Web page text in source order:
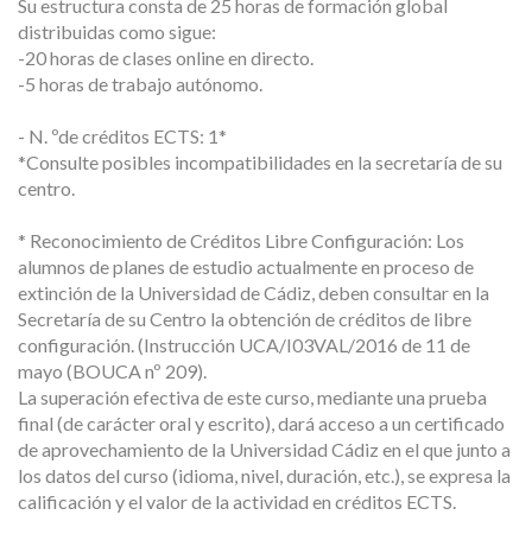
Su estructura consta de 25 horas de formación global
distribuidas como sigue:
-20 horas de clases online en directo.
-5 horas de trabajo autónomo.
- N. ºde créditos ECTS: 1*
*Consulte posibles incompatibilidades en la secretaría de su
centro.
* Reconocimiento de Créditos Libre Configuración: Los
alumnos de planes de estudio actualmente en proceso de
extinción de la Universidad de Cádiz, deben consultar en la
Secretaría de su Centro la obtención de créditos de libre
configuración. (Instrucción UCA/I03VAL/2016 de 11 de
mayo (BOUCA nº 209).
La superación efectiva de este curso, mediante una prueba
final (de carácter oral y escrito), dará acceso a un certificado
de aprovechamiento de la Universidad Cádiz en el que junto a
los datos del curso (idioma, nivel, duración, etc.), se expresa la
calificación y el valor de la actividad en créditos ECTS.